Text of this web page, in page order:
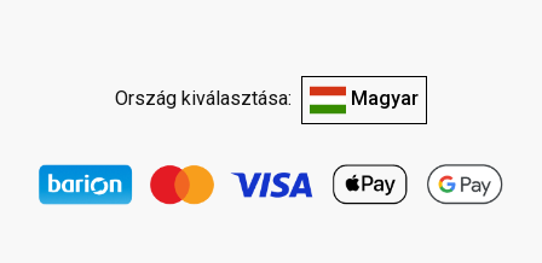
Ország kiválasztása: Magyar